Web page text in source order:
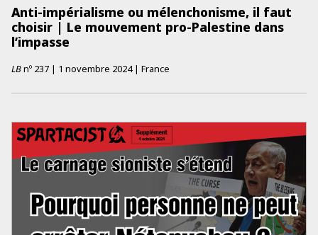
Anti-impérialisme ou mélenchonisme, il faut
choisir | Le mouvement pro-Palestine dans
l’impasse
LBnº 237 | 1 novembre 2024 | France